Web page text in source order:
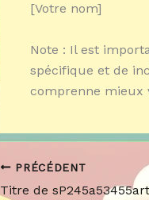
[Votre nom]
Note : Il est
spécifique et de
comprenne mieux
PRÉCÉDENT
Titre de